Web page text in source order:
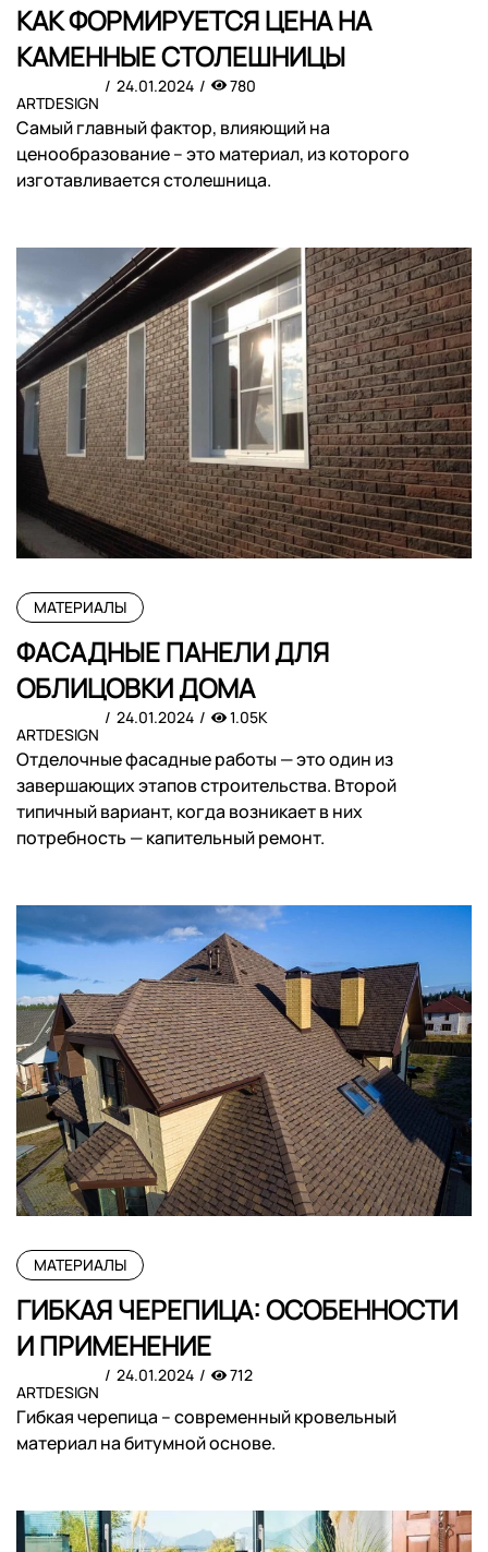
КАК ФОРМИРУЕТСЯ ЦЕНА НА
КАМЕННЫЕ СТОЛЕШНИЦЫ
ARTDESIGN
24.01.2024 780
Самый главный фактор, влияющий на
ценообразование – это материал, из которого
изготавливается столешница.
МАТЕРИАЛЫ
ФАСАДНЫЕ ПАНЕЛИ ДЛЯ
ОБЛИЦОВКИ ДОМА
ARTDESIGN
24.01.2024 1.05K
Отделочные фасадные работы — это один из
завершающих этапов строительства. Второй
типичный вариант, когда возникает в них
потребность — капительный ремонт.
МАТЕРИАЛЫ
ГИБКАЯ ЧЕРЕПИЦА: ОСОБЕННОСТИ
И ПРИМЕНЕНИЕ
ARTDESIGN
24.01.2024 712
Гибкая черепица – современный кровельный
материал на битумной основе.